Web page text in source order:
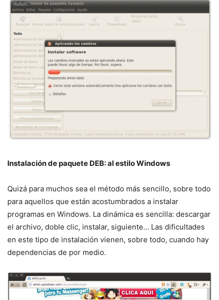
Instalación de paquete DEB: al estilo Windows
Quizá para muchos sea el método más sencillo, sobre todo
para aquellos que están acostumbrados a instalar
programas en Windows. La dinámica es sencilla: descargar
el archivo, doble clic, instalar, siguiente… Las dificultades
en este tipo de instalación vienen, sobre todo, cuando hay
dependencias de por medio.